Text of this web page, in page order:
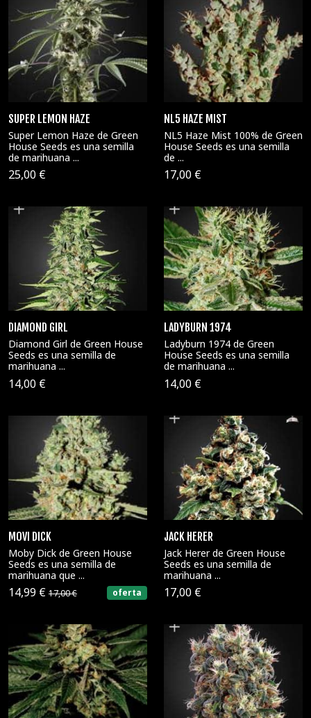
SUPER LEMON HAZE
Super Lemon Haze de Green
House Seeds es una semilla
de marihuana ...
25,00 €
NL5 HAZE MIST
NL5 Haze Mist 100% de Green
House Seeds es una semilla
de ...
17,00 €
DIAMOND GIRL
Diamond Girl de Green House
Seeds es una semilla de
marihuana ...
14,00 €
LADYBURN 1974
Ladyburn 1974 de Green
House Seeds es una semilla
de marihuana ...
14,00 €
MOVI DICK
Moby Dick de Green House
Seeds es una semilla de
marihuana que ...
14,99 € 17,00 € oferta
JACK HERER
Jack Herer de Green House
Seeds es una semilla de
marihuana ...
17,00 €